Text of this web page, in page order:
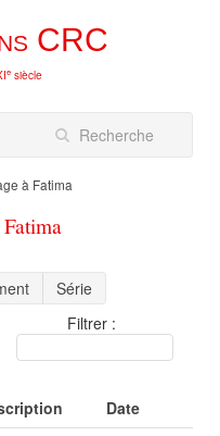
CRC
e siècle
à Fatima
Série
Filtrer :
Date